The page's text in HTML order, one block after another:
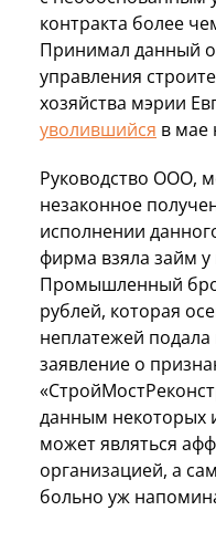
контракта более
Принимал данный
управления
хозяйства мэрии
уволившийся в мае
Руководство ООО,
незаконное
исполнении
фирма взяла займ
Промышленный
рублей, которая
неплатежей
заявление о
данным некоторых
может являться
организацией, а
больно уж